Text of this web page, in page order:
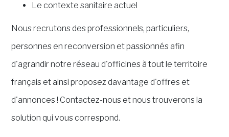
Le contexte sanitaire actuel
Nous recrutons des professionnels, particuliers,
personnes en reconversion et passionnés afin
d'agrandir notre réseau d'officines à tout le territoire
français et ainsi proposez davantage d'offres et
d'annonces ! Contactez-nous et nous trouverons la
solution qui vous correspond.